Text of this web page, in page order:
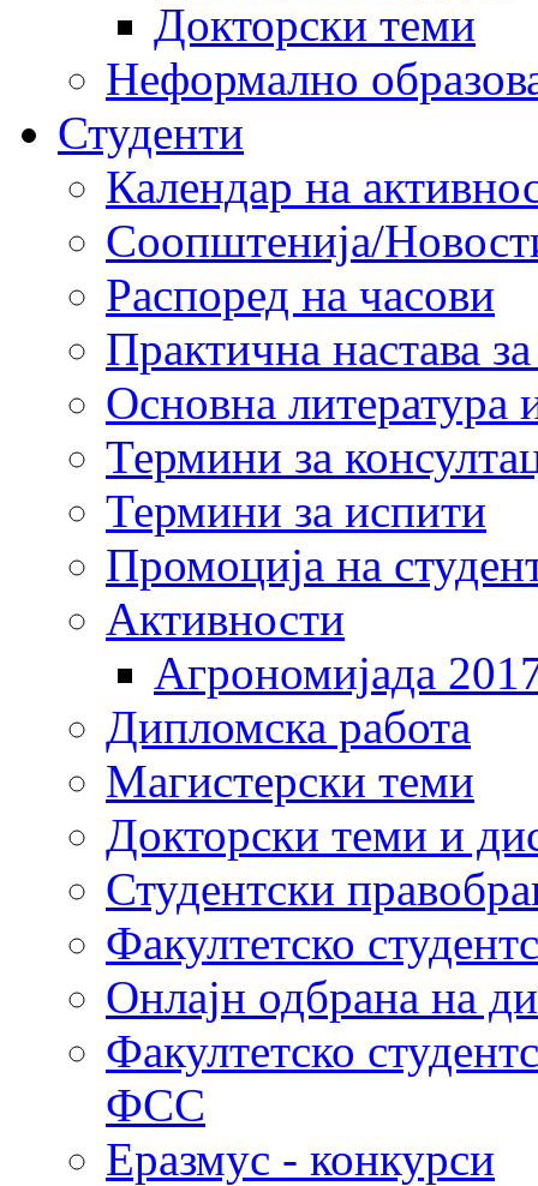
Докторски теми
Неформално
Студенти
Календар на
Соопштенија/
Распоред на часови
Практична настава
Основна литература
Термини за
Термини за испити
Промоција на
Активности
Агрономијада
Дипломска работа
Магистерски теми
Докторски теми и
Студентски
Факултетско
Онлајн одбрана на
Факултетско
ФСС
Еразмус - конкурси